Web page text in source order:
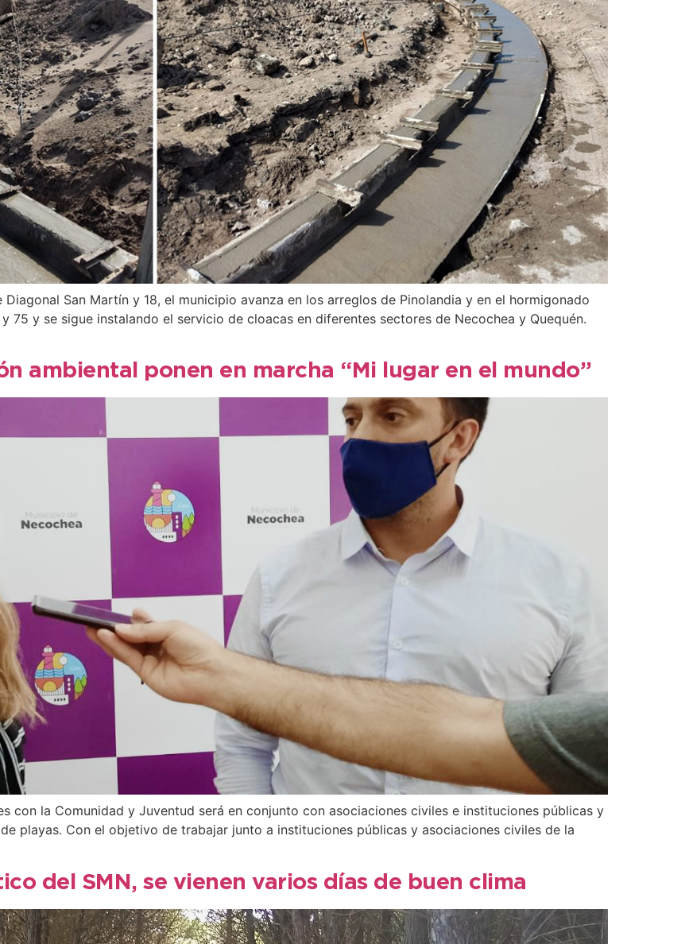
San Martín y 18, el municipio avanza en los arreglos de Pinolandia y en el hormigonado
75 y se sigue instalando el servicio de cloacas en diferentes sectores de Necochea y Quequén.
ambiental ponen en marcha “Mi lugar en el mundo”
con la Comunidad y Juventud será en conjunto con asociaciones civiles e instituciones públicas y
playas. Con el objetivo de trabajar junto a instituciones públicas y asociaciones civiles de la
del SMN, se vienen varios días de buen clima